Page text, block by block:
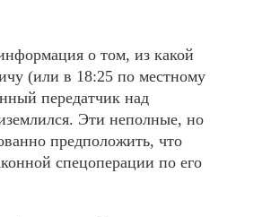
о том, из какой
(или в 18:25 по местному
передатчик над
Эти неполные, но
предположить, что
спецоперации по его